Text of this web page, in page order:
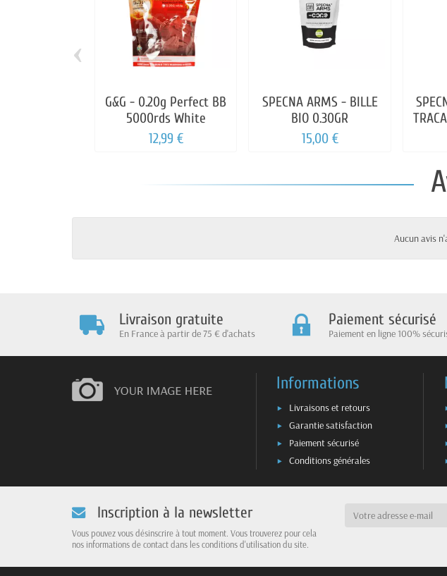
G&G - 0.20g Perfect BB
5000rds White
12,99 €
SPECNA ARMS - BILLE
BIO 0.30GR
15,00 €
TRACANTE
0,28
BIO
‹
Aucun avis
Livraison gratuite
En France à partir de 75 € d'achats
Paiement sécurisé
Paiement en ligne 100%
Informations
Livraisons et retours
Garantie satisfaction
Paiement sécurisé
Conditions générales
Inscription à la newsletter
Vous pouvez vous désinscrire à tout moment. Vous trouverez pour cela
nos informations de contact dans les conditions d'utilisation du site.